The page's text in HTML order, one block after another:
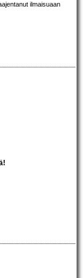
ilmaisuaan